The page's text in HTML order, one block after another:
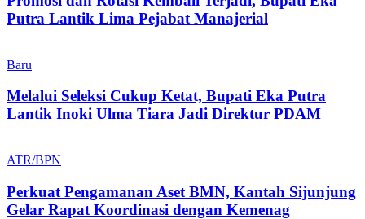
Putra Lantik Lima Pejabat Manajerial
Baru
Melalui Seleksi Cukup Ketat, Bupati Eka Putra
Lantik Inoki Ulma Tiara Jadi Direktur PDAM
ATR/BPN
Perkuat Pengamanan Aset BMN, Kantah Sijunjung
Gelar Rapat Koordinasi dengan Kemenag